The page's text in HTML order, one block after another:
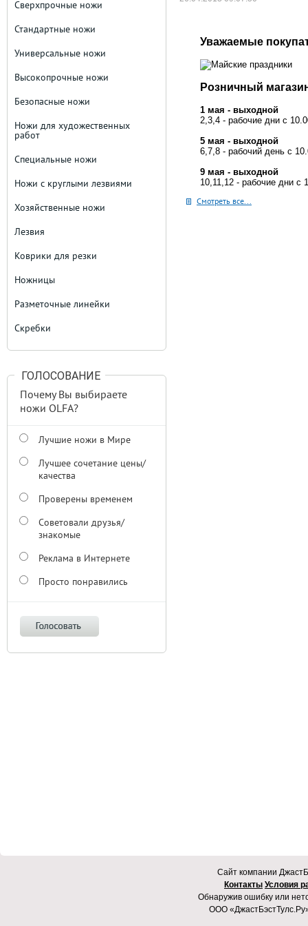
Сверхпрочные ножи
Стандартные ножи
Универсальные ножи
Высокопрочные ножи
Безопасные ножи
Ножи для художественных
работ
Специальные ножи
Ножи с круглыми лезвиями
Хозяйственные ножи
Лезвия
Коврики для резки
Ножницы
Разметочные линейки
Скребки
ГОЛОСОВАНИЕ
Почему Вы выбираете
ножи OLFA?
Лучшие ножи в Мире
Лучшее сочетание цены/
качества
Проверены временем
Советовали друзья/
знакомые
Реклама в Интернете
Просто понравились
Уважаемые
Розничный
1 мая - выходной
2,3,4 - рабочие дни с
5 мая - выходной
6,7,8 - рабочий день с
9 мая - выходной
10,11,12 - рабочие дни с
Смотреть все...
Cайт компании
Контакты Условия
Обнаружив ошибку или
ООО